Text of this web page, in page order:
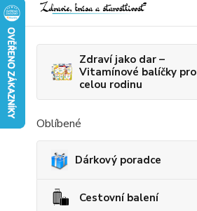
Zdraví jako dar –
Vitamínové balíčky pro
celou rodinu
Oblíbené
Dárkový poradce
Cestovní balení